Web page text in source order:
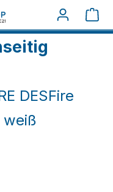
weiß & farbig
DESFire
weiß